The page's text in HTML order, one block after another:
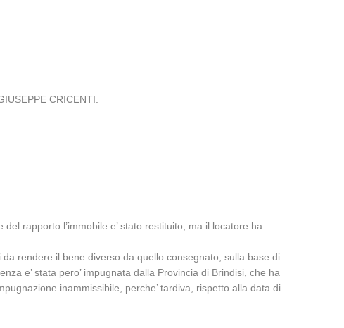
CRICENTI.
rapporto l’immobile e’ stato restituito, ma il locatore ha
rendere il bene diverso da quello consegnato; sulla base di
e’ stata pero’ impugnata dalla Provincia di Brindisi, che ha
inammissibile, perche’ tardiva, rispetto alla data di